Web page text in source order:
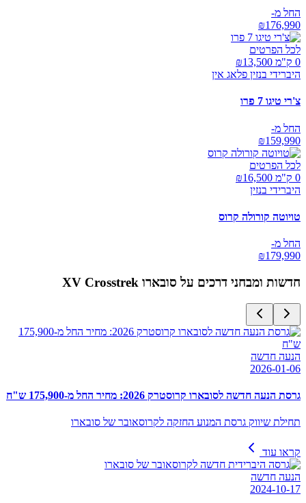
החל מ-
₪176,990
לכל הפרטים
0 ק"מ ₪
13,500
היברידי בנזין פלאג אין
צ'רי טיגו 7 פרו
החל מ-
₪159,990
לכל הפרטים
0 ק"מ ₪
16,500
היברידי בנזין
טויוטה קורולה קרוס
החל מ-
₪179,990
חדשות ומבחני דרכים על סובארו XV Crosstrek
הנעה חדשה
2026-01-06
גרסת הנעה חדשה לסובארו קרוסטרק 2026: מחיר החל מ-175,900 ש"ח
תחילת שיווק גרסת המנוע החזקה לקרוסאובר של סובארו
קראו עוד
הנעה חדשה
2024-10-17